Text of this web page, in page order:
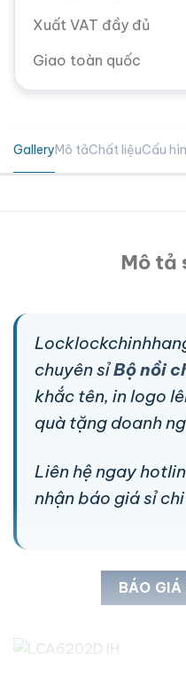
Xuất VAT đầy đủ
Giao toàn quốc
GalleryMô tảChất liệuCấu
Mô tả
chuyên sỉBộ nồi
khắc tên, in logo
quà tặng doanh
Liên hệ ngay
nhận báo giá sỉ
BÁO